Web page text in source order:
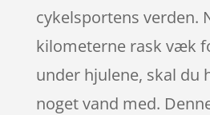
cykelsportens verden.
kilometerne rask væk
under hjulene, skal du
noget vand med.